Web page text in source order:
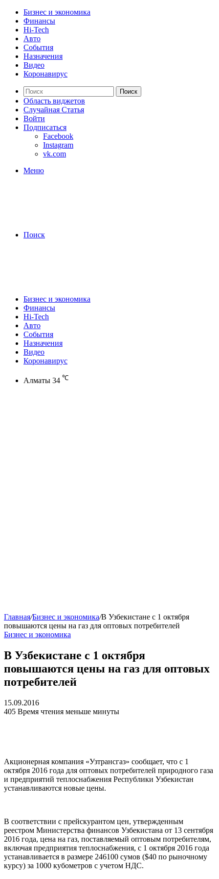
Бизнес и экономика
Финансы
Hi-Tech
Авто
События
Назначения
Видео
Коронавирус
Поиск
Область виджетов
Случайная Статья
Войти
Подписаться
Facebook
Instagram
vk.com
Меню
Поиск
Бизнес и экономика
Финансы
Hi-Tech
Авто
События
Назначения
Видео
Коронавирус
Алматы 34 ℃
Главная/Бизнес и экономика/В Узбекистане с 1 октября
повышаются цены на газ для оптовых потребителей
Бизнес и экономика
В Узбекистане с 1 октября
повышаются цены на газ для оптовых
потребителей
15.09.2016
405 Время чтения меньше минуты
Акционерная компания «Узтрансгаз» сообщает, что с 1
октября 2016 года для оптовых потребителей природного газа
и предприятий теплоснабжения Республики Узбекистан
устанавливаются новые цены.
В соответствии с прейскурантом цен, утвержденным
реестром Министерства финансов Узбекистана от 13 сентября
2016 года, цена на газ, поставляемый оптовым потребителям,
включая предприятия теплоснабжения, с 1 октября 2016 года
устанавливается в размере 246100 сумов ($40 по рыночному
курсу) за 1000 кубометров с учетом НДС.